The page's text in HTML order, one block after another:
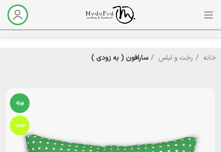
خانه رخت و لباس سارافون ( به زودی )‌
ویژه
جدید